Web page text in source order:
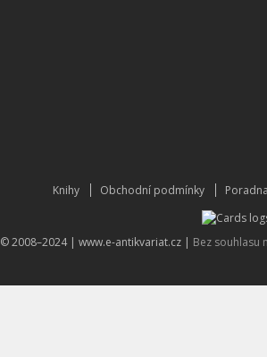
Knihy Obchodní podmínky Poradna
© 2008–2024 | www.e-antikvariat.cz | Bez souhlasu